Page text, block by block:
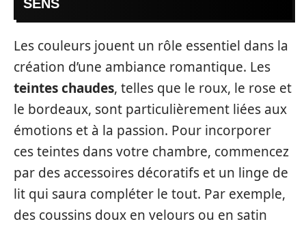
SENS
Les couleurs jouent un rôle essentiel dans la
création d’une ambiance romantique. Les
teintes chaudes, telles que le roux, le rose et
le bordeaux, sont particulièrement liées aux
émotions et à la passion. Pour incorporer
ces teintes dans votre chambre, commencez
par des accessoires décoratifs et un linge de
lit qui saura compléter le tout. Par exemple,
des coussins doux en velours ou en satin